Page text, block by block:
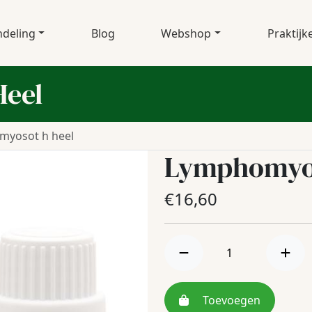
Blog Webshop
h heel
€16,60
Toevoegen